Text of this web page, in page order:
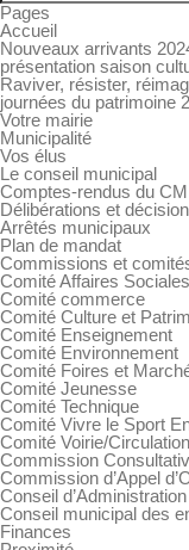
Pages
Accueil
Nouveaux arrivants
présentation saison
Raviver, résister,
journées du patrimoine
Votre mairie
Municipalité
Vos élus
Le conseil municipal
Comptes-rendus du CM
Délibérations et
Arrêtés municipaux
Plan de mandat
Commissions et
Comité Affaires Sociales
Comité commerce
Comité Culture et
Comité Enseignement
Comité Environnement
Comité Foires et
Comité Jeunesse
Comité Technique
Comité Vivre le Sport
Comité Voirie/
Commission
Commission d’Appel
Conseil
Conseil municipal des
Finances